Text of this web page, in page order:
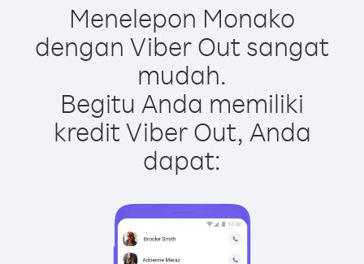
Menelepon Monako
dengan Viber Out sangat
mudah.
Begitu Anda memiliki
kredit Viber Out, Anda
dapat: